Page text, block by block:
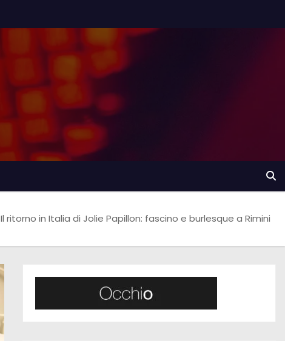
Il ritorno in Italia di Jolie Papillon: fascino e burlesque a Rimini